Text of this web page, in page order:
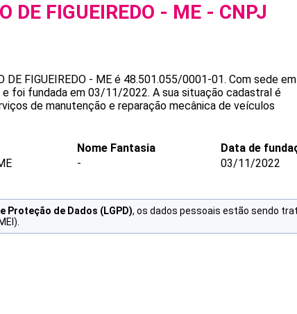
DE FIGUEIREDO - ME - CNPJ
DE FIGUEIREDO - ME é 48.501.055/0001-01. Com sede em
e foi fundada em 03/11/2022. A sua situação cadastral é
de manutenção e reparação mecânica de veículos
Nome Fantasia
-
Data de
03/11/2022
Proteção de Dados (LGPD), os dados pessoais estão sendo